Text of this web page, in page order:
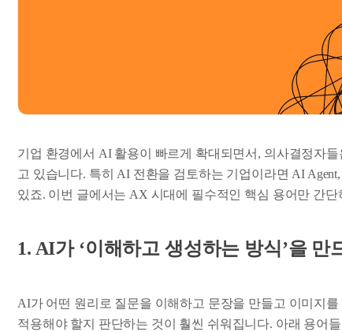
기업 환경에서 AI 활용이 빠르게 확대되면서, 의사결정자
고 있습니다. 특히 AI 전환을 검토하는 기업이라면 AI
있죠. 이번 글에서는 AX 시대에 필수적인 핵심 용어만 간단
1. AI가 ‘이해하고 생성하는 방식’을 만
AI가 어떤 원리로 질문을 이해하고 문장을 만들고 이미지
적용해야 할지 판단하는 것이 훨씬 쉬워집니다. 아래 용어